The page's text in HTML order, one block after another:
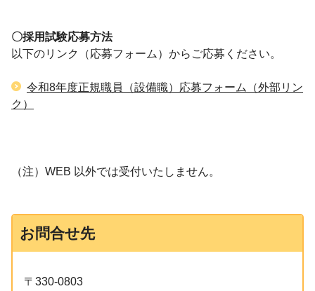
〇採用試験応募方法
以下のリンク（応募フォーム）からご応募ください。
令和8年度正規職員（設備職）応募フォーム（外部リン
ク）
（注）WEB 以外では受付いたしません。
お問合せ先
〒330-0803